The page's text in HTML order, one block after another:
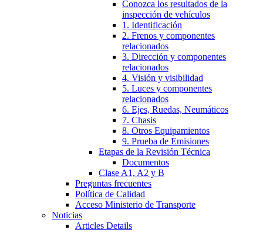
Conozca los resultados de la
inspección de vehículos
1. Identificación
2. Frenos y componentes
relacionados
3. Dirección y componentes
relacionados
4. Visión y visibilidad
5. Luces y componentes
relacionados
6. Ejes, Ruedas, Neumáticos
7. Chasis
8. Otros Equipamientos
9. Prueba de Emisiones
Etapas de la Revisión Técnica
Documentos
Clase A1, A2 y B
Preguntas frecuentes
Política de Calidad
Acceso Ministerio de Transporte
Noticias
Articles Details